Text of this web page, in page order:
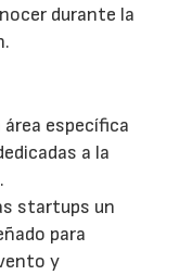
durante la
específica
a la
startups un
para
y